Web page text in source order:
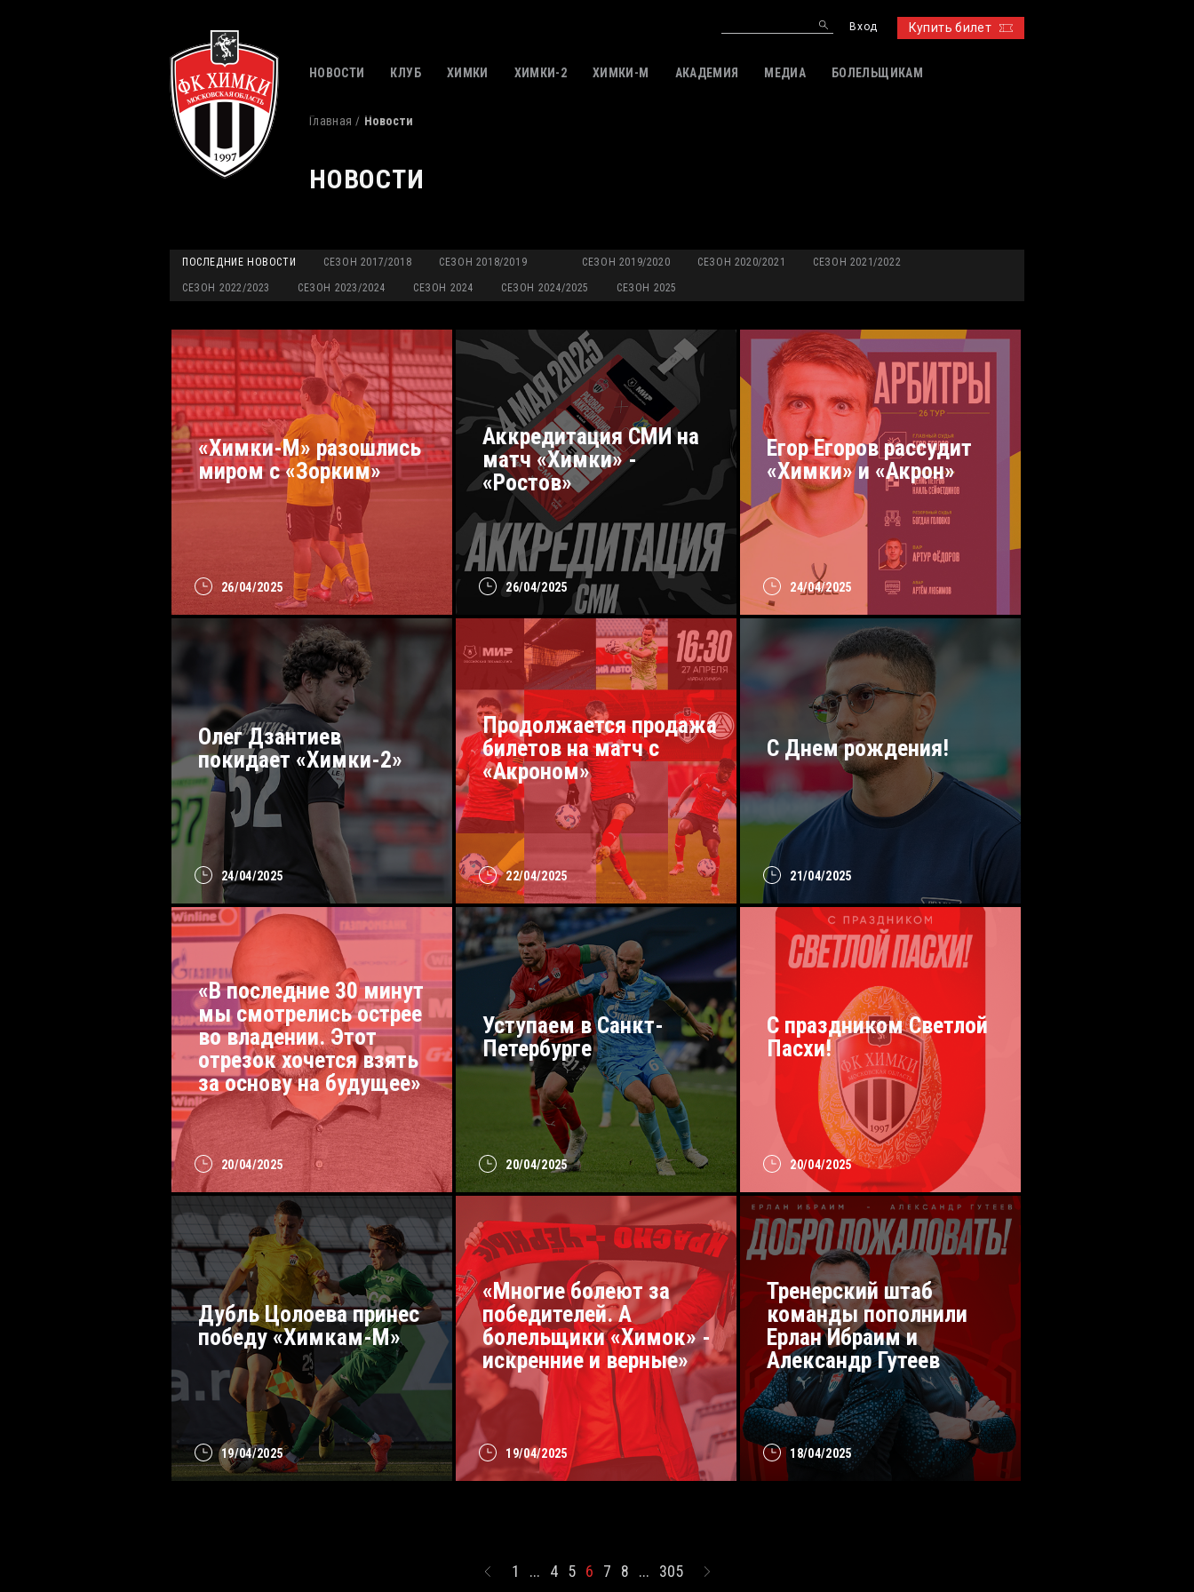
Купить билет
Вход
НОВОСТИ КЛУБ ХИМКИ ХИМКИ-2 ХИМКИ-M АКАДЕМИЯ МЕДИА БОЛЕЛЬЩИКАМ
Главная Новости
НОВОСТИ
ПОСЛЕДНИЕ НОВОСТИ СЕЗОН 2017/2018 СЕЗОН 2018/2019 СЕЗОН 2019/2020 СЕЗОН 2020/2021 СЕЗОН 2021/2022
СЕЗОН 2022/2023 СЕЗОН 2023/2024 СЕЗОН 2024 СЕЗОН 2024/2025 СЕЗОН 2025
26/04/2025
«Химки-М» разошлись
миром с «Зорким»
26/04/2025
Аккредитация СМИ на
матч «Химки» -
«Ростов»
24/04/2025
Егор Егоров рассудит
«Химки» и «Акрон»
24/04/2025
Олег Дзантиев
покидает «Химки-2»
22/04/2025
Продолжается продажа
билетов на матч с
«Акроном»
21/04/2025
С Днем рождения!
20/04/2025
«В последние 30 минут
мы смотрелись острее
во владении. Этот
отрезок хочется взять
за основу на будущее»
20/04/2025
Уступаем в Санкт-
Петербурге
20/04/2025
С праздником Светлой
Пасхи!
19/04/2025
Дубль Цолоева принес
победу «Химкам-М»
19/04/2025
«Многие болеют за
победителей. А
болельщики «Химок» -
искренние и верные»
18/04/2025
Тренерский штаб
команды пополнили
Ерлан Ибраим и
Александр Гутеев
1 ... 4 5 6 7 8 ... 305